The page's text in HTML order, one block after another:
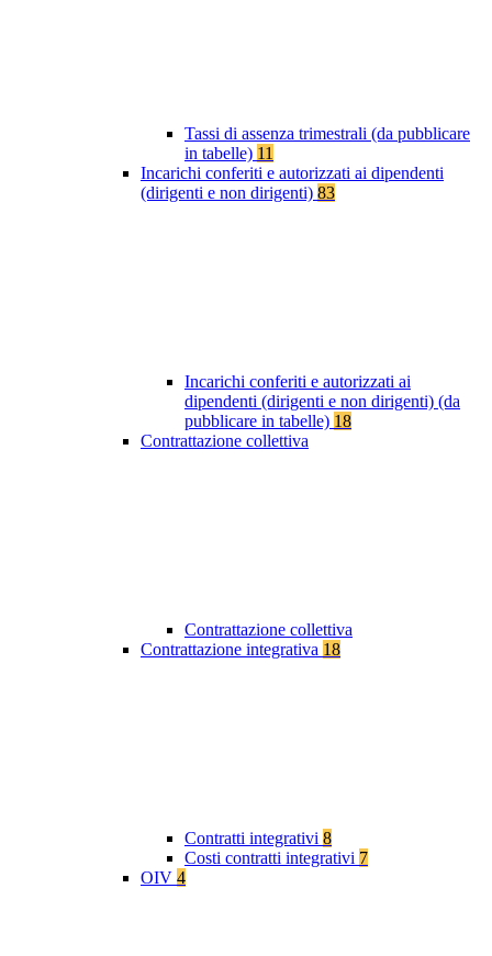
Tassi di assenza trimestrali (da pubblicare
in tabelle) 11
Incarichi conferiti e autorizzati ai dipendenti
(dirigenti e non dirigenti) 83
Incarichi conferiti e autorizzati ai
dipendenti (dirigenti e non dirigenti) (da
pubblicare in tabelle) 18
Contrattazione collettiva
Contrattazione collettiva
Contrattazione integrativa 18
Contratti integrativi 8
Costi contratti integrativi 7
OIV 4